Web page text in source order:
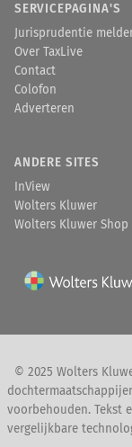
SERVICEPAGINA'S
Jurisprudentie
Over TaxLive
Contact
Colofon
Adverteren
ANDERE SITES
InView
Wolters Kluwer
Wolters Kluwer Shop
© 2025 Wolters
voorbehouden. Tekst
vergelijkbare